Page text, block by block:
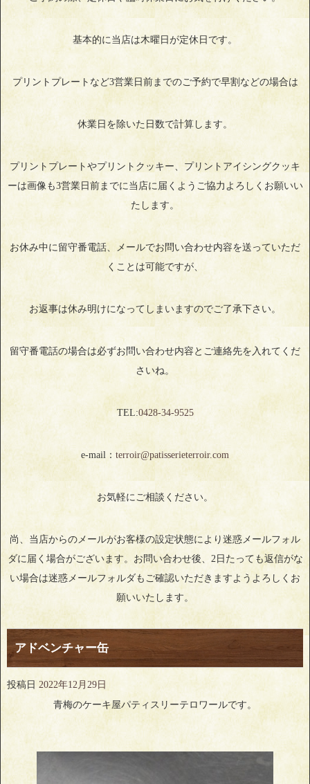
基本的に当店は木曜日が定休日です。
プリントプレートなど3営業日前までのご予約で早割などの場合は
休業日を除いた日数で計算します。
プリントプレートやプリントクッキー、プリントアイシングクッキ
ーは画像も3営業日前までに当店に届くようご協力よろしくお願いい
たします。
お休み中に留守番電話、メールでお問い合わせ内容を送っていただ
くことは可能ですが、
お返事は休み明けになってしまいますのでご了承下さい。
留守番電話の場合は必ずお問い合わせ内容とご連絡先を入れてくだ
さいね。
TEL:0428‐34‐9525
e-mail： terroir@patisserieterroir.com
お気軽にご相談ください。
尚、当店からのメールがお客様の設定状態により迷惑メールフォル
ダに届く場合がございます。お問い合わせ後、2日たっても返信がな
い場合は迷惑メールフォルダもご確認いただきますようよろしくお
願いいたします。
アドベンチャー缶
投稿日 2022年12月29日
青梅のケーキ屋パティスリーテロワールです。